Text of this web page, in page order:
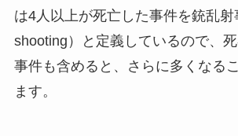
は4人以上が死亡した事件を銃乱
shooting）と定義しているので、
事件も含めると、さらに多くなる
ます。